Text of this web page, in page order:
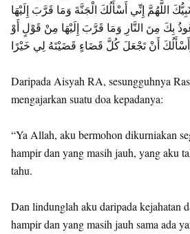
اللَّهُمَّ إِنِّي أَسْأَلُكَ الْجَنَّةَ وَمَا قَرَّبَ إِلَيْهَا
بِكَ مِنَ النَّارِ وَمَا قَرَّبَ إِلَيْهَا مِنْ قَوْلٍ أَوْ
أَنْ تَجْعَلَ كُلَّ قَضَاءٍ قَضَيْتَهُ لِي خَيْرًا
Daripada Aisyah RA, sesungguhnya
mengajarkan suatu doa kepadanya:
“Ya Allah, aku bermohon dikurniakan
hampir dan yang masih jauh, yang aku
tahu.
Dan lindunglah aku daripada kejahatan
hampir dan yang masih jauh sama ada